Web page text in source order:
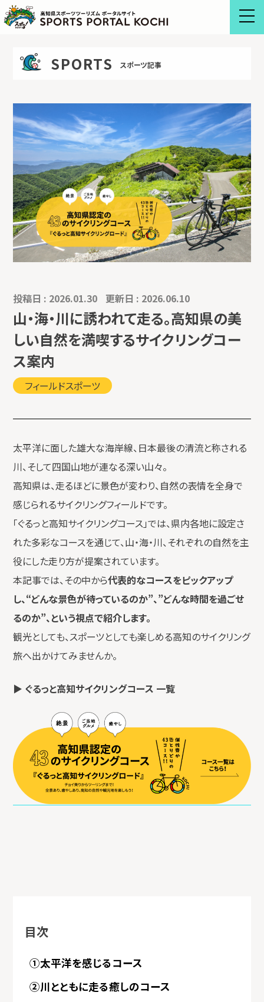
Skip
to
SPORTS スポーツ記事
投稿日 : 2026.01.30 更新日 : 2026.06.10
山・海・川に誘われて走る。高知県の美
しい自然を満喫するサイクリングコー
ス案内
フィールドスポーツ
太平洋に面した雄大な海岸線、日本最後の清流と称される
川、そして四国山地が連なる深い山々。
高知県は、走るほどに景色が変わり、自然の表情を全身で
感じられるサイクリングフィールドです。
「ぐるっと高知サイクリングコース」では、県内各地に設定さ
れた多彩なコースを通じて、山・海・川、それぞれの自然を主
役にした走り方が提案されています。
本記事では、その中から代表的なコースをピックアップ
し、“どんな景色が待っているのか”、”どんな時間を過ごせ
るのか”、という視点で紹介します。
観光としても、スポーツとしても楽しめる高知のサイクリング
旅へ出かけてみませんか。
▶ ぐるっと高知サイクリングコース 一覧
目次
①太平洋を感じるコース
②川とともに走る癒しのコース